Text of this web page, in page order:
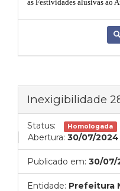
as Festividades alusivas ao
Inexigibilidade
Status: Homologada
Abertura: 30/07/2024
Publicado em: 30/07/
Entidade: Prefeitura